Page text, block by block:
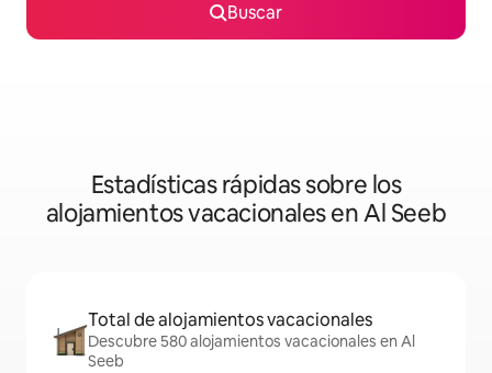
Buscar
Estadísticas rápidas sobre los
alojamientos vacacionales en Al Seeb
Total de alojamientos vacacionales
Descubre 580 alojamientos vacacionales en Al
Seeb